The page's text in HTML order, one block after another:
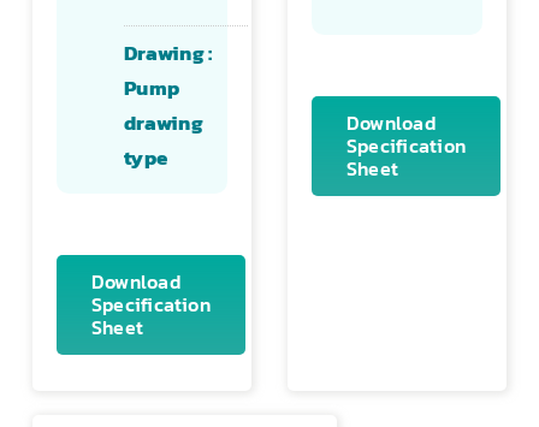
Drawing :
Pump
drawing
type
Download
Specification
Sheet
Download
Specification
Sheet